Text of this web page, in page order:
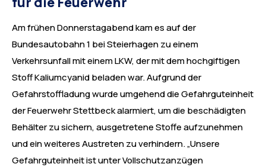
Am frühen Donnerstagabend kam es auf der
Bundesautobahn 1 bei Steierhagen zu einem
Verkehrsunfall mit einem LKW, der mit dem hochgiftigen
Stoff Kaliumcyanid beladen war. Aufgrund der
Gefahrstoffladung wurde umgehend die Gefahrguteinheit
der Feuerwehr Stettbeck alarmiert, um die beschädigten
Behälter zu sichern, ausgetretene Stoffe aufzunehmen
und ein weiteres Austreten zu verhindern. „Unsere
Gefahrguteinheit ist unter Vollschutzanzügen